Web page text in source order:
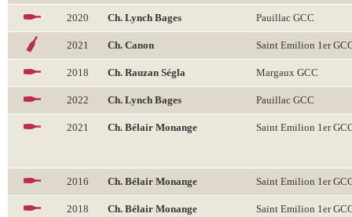
2020 Ch. Lynch Bages Pauillac GCC
2021 Ch. Canon Saint Emilion 1er
2018 Ch. Rauzan Ségla Margaux GCC
2022 Ch. Lynch Bages Pauillac GCC
2021 Ch. Bélair Monange Saint Emilion 1er
2016 Ch. Bélair Monange Saint Emilion 1er
2018 Ch. Bélair Monange Saint Emilion 1er